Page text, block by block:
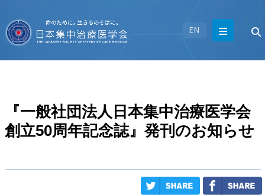
EN
『一般社団法人日本集中治療医学会
創立50周年記念誌』発刊のお知らせ